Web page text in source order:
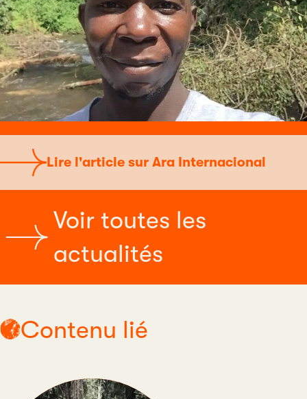
Lire l'article sur Ara Internacional
Voir toutes les
actualités
Contenu lié